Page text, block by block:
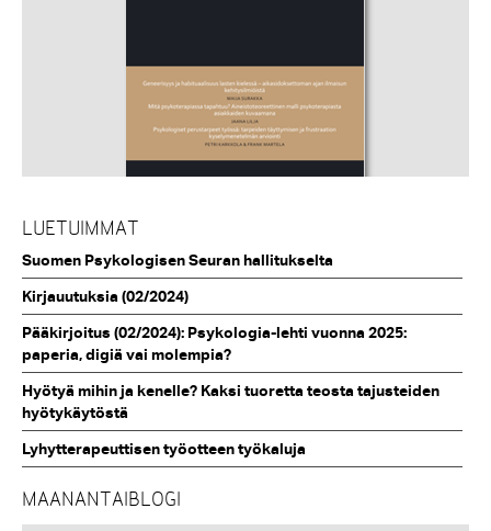
LUETUIMMAT
Suomen Psykologisen Seuran hallitukselta
Kirjauutuksia (02/2024)
Pääkirjoitus (02/2024): Psykologia-lehti vuonna 2025:
paperia, digiä vai molempia?
Hyötyä mihin ja kenelle? Kaksi tuoretta teosta tajusteiden
hyötykäytöstä
Lyhytterapeuttisen työotteen työkaluja
MAANANTAIBLOGI